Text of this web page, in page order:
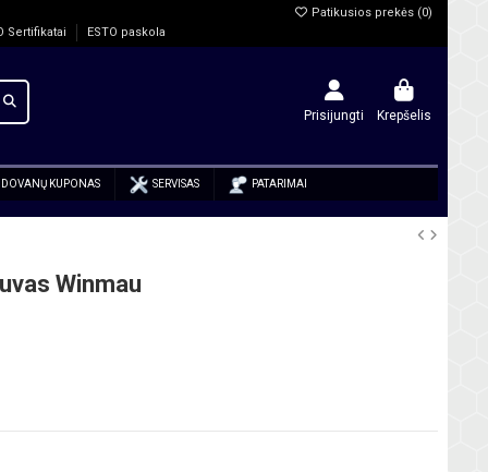
Sertifikatai ESTO paskola
Patikusios prekės (0)
Prisijungti Krepšelis
DOVANŲ KUPONAS SERVISAS PATARIMAI
Winmau